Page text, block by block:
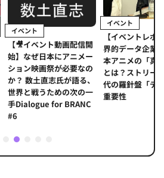
イベント
【🎥イベント動画配信開
始】なぜ日本にアニメー
ション映画祭が必要なの
か？ 数土直志氏が語る、
世界と戦うための次の一
手Dialogue for BRANC
#6
イベント
【イベントレポ
界的データ企業
本アニメの「真
とは？ストリー
代の羅針盤「デ
重要性
2